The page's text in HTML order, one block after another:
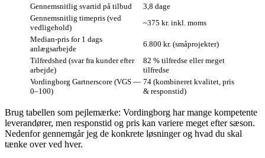
Gennemsnitlig svartid på tilbud
3,8 dage
Gennemsnitlig timepris (ved
vedligehold)
~375 kr. inkl. moms
Median-pris for 1 dags
anlægsarbejde
6.800 kr. (småprojekter)
Tilfredshed (svar fra kunder efter
arbejde)
82 % tilfredse eller meget
tilfredse
Vordingborg Gartnerscore (VGS —
0–100)
74 (kombineret kvalitet, pris
& responstid)
Brug tabellen som pejlemærke: Vordingborg har mange kompetente
leverandører, men responstid og pris kan variere meget efter sæson.
Nedenfor gennemgår jeg de konkrete løsninger og hvad du skal
tænke over ved hver.